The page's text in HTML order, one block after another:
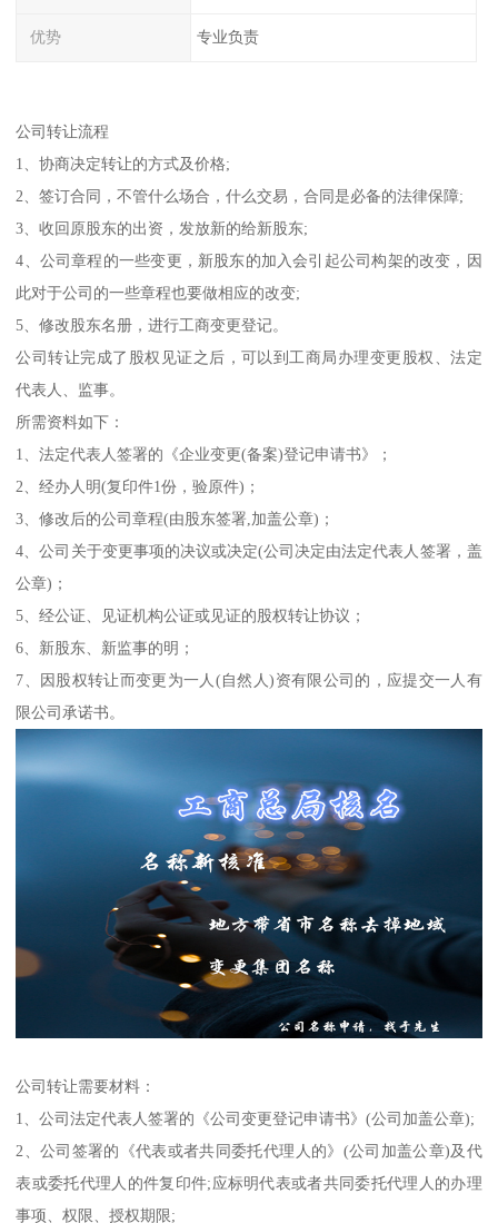
优势 专业负责
公司转让流程
1、协商决定转让的方式及价格;
2、签订合同，不管什么场合，什么交易，合同是必备的法律保障;
3、收回原股东的出资，发放新的给新股东;
4、公司章程的一些变更，新股东的加入会引起公司构架的改变，因
此对于公司的一些章程也要做相应的改变;
5、修改股东名册，进行工商变更登记。
公司转让完成了股权见证之后，可以到工商局办理变更股权、法定
代表人、监事。
所需资料如下：
1、法定代表人签署的《企业变更(备案)登记申请书》；
2、经办人明(复印件1份，验原件)；
3、修改后的公司章程(由股东签署,加盖公章)；
4、公司关于变更事项的决议或决定(公司决定由法定代表人签署，盖
公章)；
5、经公证、见证机构公证或见证的股权转让协议；
6、新股东、新监事的明；
7、因股权转让而变更为一人(自然人)资有限公司的，应提交一人有
限公司承诺书。
公司转让需要材料：
1、公司法定代表人签署的《公司变更登记申请书》(公司加盖公章);
2、公司签署的《代表或者共同委托代理人的》(公司加盖公章)及代
表或委托代理人的件复印件;应标明代表或者共同委托代理人的办理
事项、权限、授权期限;